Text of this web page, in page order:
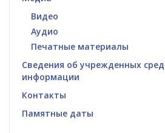
Видео
Аудио
Печатные материалы
Сведения об учрежденных
информации
Контакты
Памятные даты